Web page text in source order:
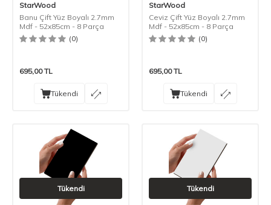
StarWood
Banu Çift Yüz Boyalı 2.7mm
Mdf - 52x85cm - 8 Parça
(0)
695,00TL
Tükendi
StarWood
Ceviz Çift Yüz Boyalı 2.7mm
Mdf - 52x85cm - 8 Parça
(0)
695,00TL
Tükendi
Tükendi Tükendi